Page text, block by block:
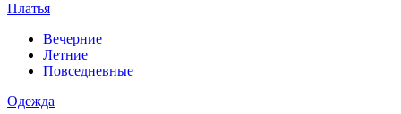
Платья
Вечерние
Летние
Повседневные
Одежда